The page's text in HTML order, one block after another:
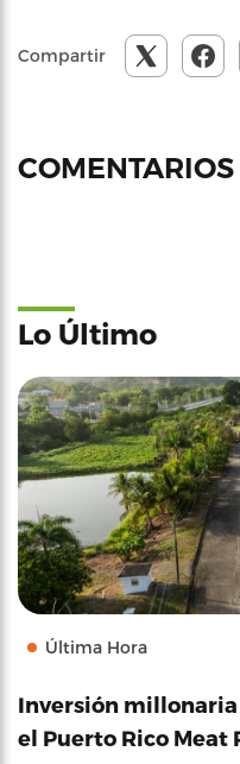
Compartir
COMENTARIOS
Lo Último
Última Hora
Inversión
el Puerto Rico Meat